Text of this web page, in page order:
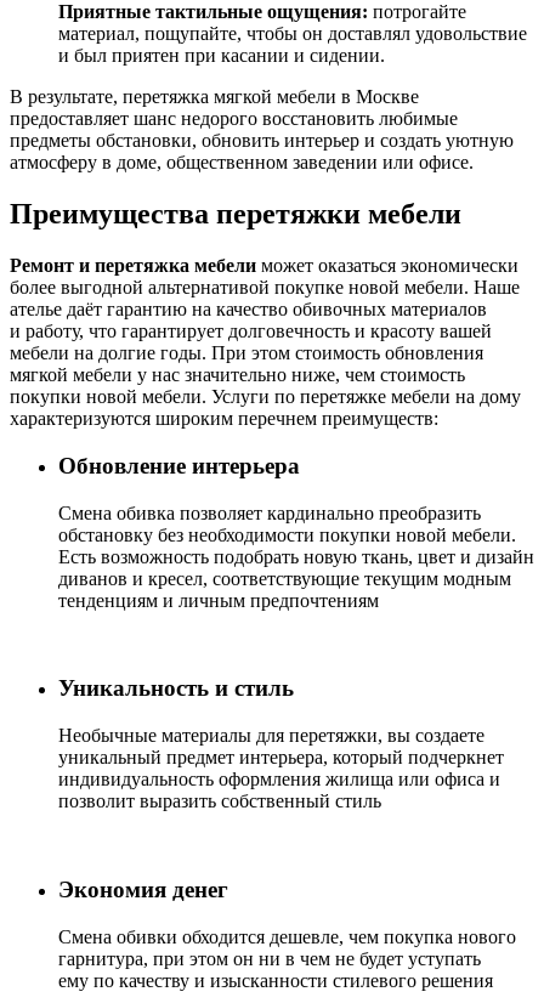
Приятные тактильные ощущения: потрогайте
материал, пощупайте, чтобы он доставлял удовольствие
и был приятен при касании и сидении.
В результате, перетяжка мягкой мебели в Москве
предоставляет шанс недорого восстановить любимые
предметы обстановки, обновить интерьер и создать уютную
атмосферу в доме, общественном заведении или офисе.
Преимущества перетяжки мебели
Ремонт и перетяжка мебели может оказаться экономически
более выгодной альтернативой покупке новой мебели. Наше
ателье даёт гарантию на качество обивочных материалов
и работу, что гарантирует долговечность и красоту вашей
мебели на долгие годы. При этом стоимость обновления
мягкой мебели у нас значительно ниже, чем стоимость
покупки новой мебели. Услуги по перетяжке мебели на дому
характеризуются широким перечнем преимуществ:
Обновление интерьера
Cмена обивка позволяет кардинально преобразить
обстановку без необходимости покупки новой мебели.
Есть возможность подобрать новую ткань, цвет и дизайн
диванов и кресел, соответствующие текущим модным
тенденциям и личным предпочтениям
Уникальность и стиль
Необычные материалы для перетяжки, вы создаете
уникальный предмет интерьера, который подчеркнет
индивидуальность оформления жилища или офиса и
позволит выразить собственный стиль
Экономия денег
Смена обивки обходится дешевле, чем покупка нового
гарнитура, при этом он ни в чем не будет уступать
ему по качеству и изысканности стилевого решения